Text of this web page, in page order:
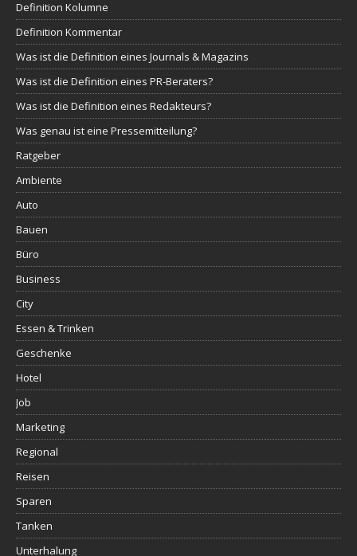
Definition Kolumne
Definition Kommentar
Was ist die Definition eines Journals & Magazins
Was ist die Definition eines PR-Beraters?
Was ist die Definition eines Redakteurs?
Was genau ist eine Pressemitteilung?
Ratgeber
Ambiente
Auto
Bauen
Büro
Business
City
Essen & Trinken
Geschenke
Hotel
Job
Marketing
Regional
Reisen
Sparen
Tanken
Unterhalung